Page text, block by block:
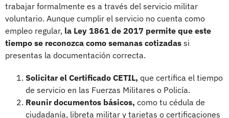
trabajar formalmente es a través del servicio militar
voluntario. Aunque cumplir el servicio no cuenta como
empleo regular, la Ley 1861 de 2017 permite que este
tiempo se reconozca como semanas cotizadas si
presentas la documentación correcta.
Solicitar el Certificado CETIL, que certifica el tiempo
de servicio en las Fuerzas Militares o Policía.
Reunir documentos básicos, como tu cédula de
ciudadanía, libreta militar y tarjetas o certificaciones